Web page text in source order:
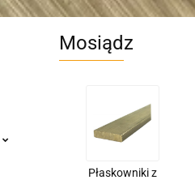
Mosiądz
Płaskowniki z